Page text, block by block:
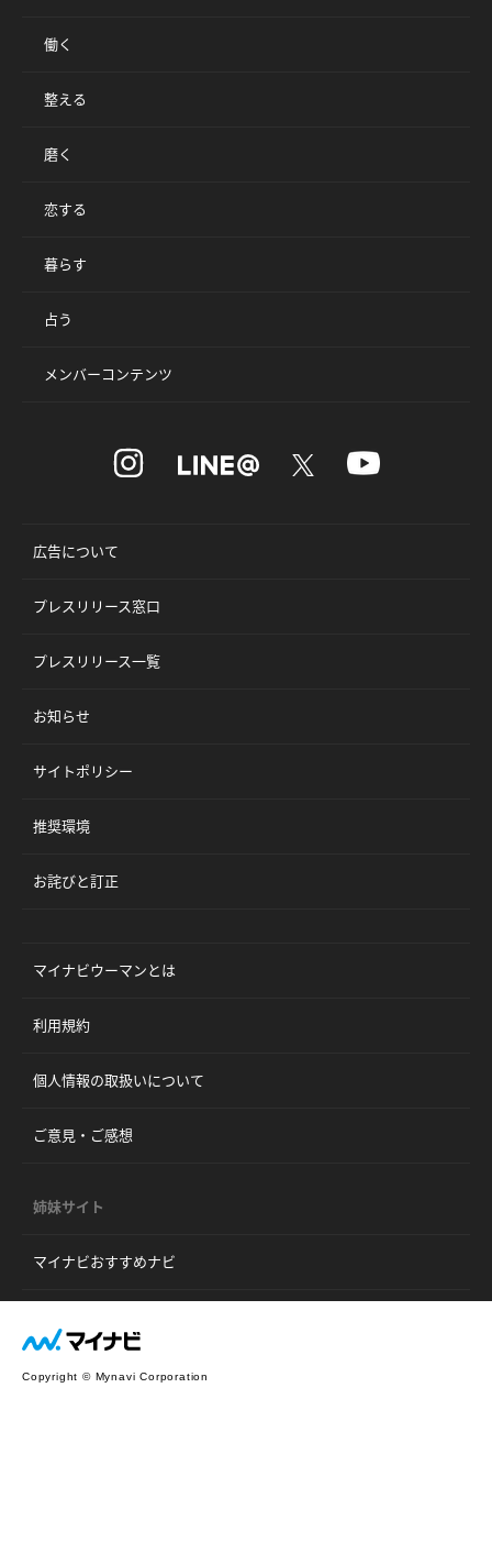
働く
整える
磨く
恋する
暮らす
占う
メンバーコンテンツ
広告について
プレスリリース窓口
プレスリリース一覧
お知らせ
サイトポリシー
推奨環境
お詫びと訂正
マイナビウーマンとは
利用規約
個人情報の取扱いについて
ご意見・ご感想
姉妹サイト
マイナビおすすめナビ
Copyright © Mynavi Corporation